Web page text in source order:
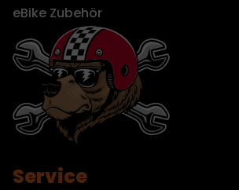
eBike Zubehör
Service